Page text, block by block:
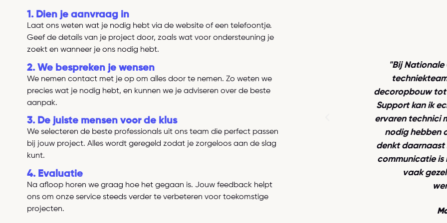
1. Dien je aanvraag in
Laat ons weten wat je nodig hebt via de website of een telefoontje.
Geef de details van je project door, zoals wat voor ondersteuning je
zoekt en wanneer je ons nodig hebt.
2. We bespreken je wensen
We nemen contact met je op om alles door te nemen. Zo weten we
precies wat je nodig hebt, en kunnen we je adviseren over de beste
aanpak.
3. De juiste mensen voor de klus
We selecteren de beste professionals uit ons team die perfect passen
bij jouw project. Alles wordt geregeld zodat je zorgeloos aan de slag
kunt.
4. Evaluatie
Na afloop horen we graag hoe het gegaan is. Jouw feedback helpt
ons om onze service steeds verder te verbeteren voor toekomstige
projecten.
op de hulp van
en
klus de juiste
voor ons klaar.
sterk team en
Ze denken
We werken
jaren te doen.”
"Bij Nationale Opera & Ballet regel ik alles voor onze
techniekteams achter de schermen, variërend van
decoropbouw tot belichting en changementen. Dankzij Art
ervaren technici met de juiste spirit. Of we nu extra handen
nodig hebben of juist specifieke expertise, Art Support
denkt daarnaast mee en levert precies wat we zoeken. De
werkomgeving zoals de onze!"
"Ik werk al
wensen de
vertrouwen.
schakelen
te vinden. De
gemotiveerd
betrouwbare,
met